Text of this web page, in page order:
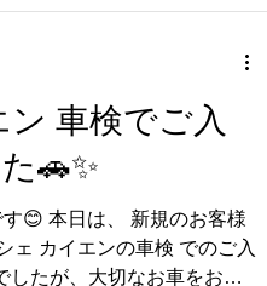
ます🚙✨
車検でご入
🚗✨
😊 本日は、 新規のお客様
ェ カイエンの車検 でのご入
したが、大切なお車をお任